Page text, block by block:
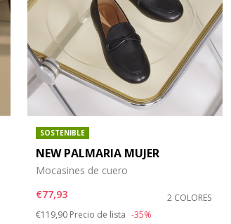
SOSTENIBLE
NEW PALMARIA MUJER
Mocasines de cuero
€77,93
2 COLORES
Price reduced from
€119,90 to
Precio de lista -35%